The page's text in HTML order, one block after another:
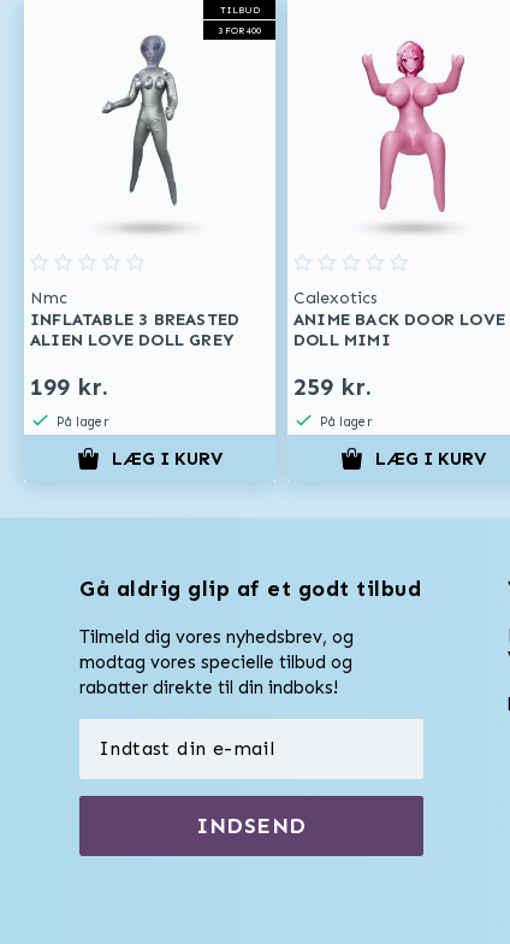
TILBUD
3 FOR 400
Nmc
INFLATABLE 3 BREASTED
ALIEN LOVE DOLL GREY
199 kr.
På lager
LÆG I KURV
Calexotics
ANIME BACK DOOR LOVE
DOLL MIMI
259 kr.
På lager
LÆG I KURV
Gå aldrig glip af et godt tilbud
Tilmeld dig vores nyhedsbrev, og
modtag vores specielle tilbud og
rabatter direkte til din indboks!
INDSEND